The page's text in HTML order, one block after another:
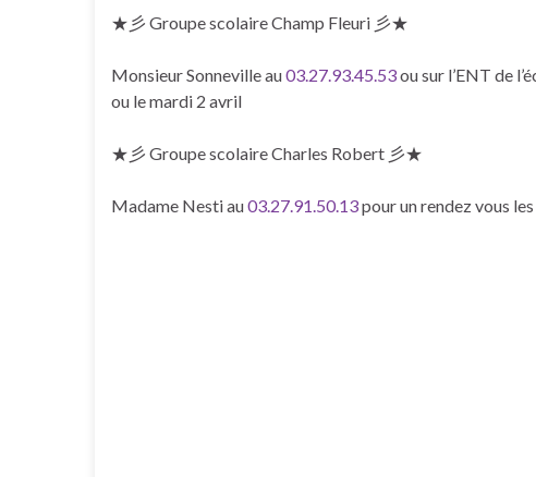
★彡 Groupe scolaire Champ Fleuri 彡★
Monsieur Sonneville au03.27.93.45.53ou sur l’ENT de
ou le mardi 2 avril
★彡 Groupe scolaire Charles Robert 彡★
Madame Nesti au03.27.91.50.13pour un rendez vous